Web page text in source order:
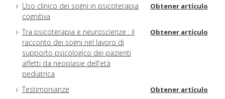
Uso clinico dei sogni in psicoterapia
cognitiva
Obtener artículo
Tra psicoterapia e neuroscienze : il
racconto dei sogni nel lavoro di
supporto psicologico dei pazienti
affetti da neoplasie dell'età
pediatrica
Obtener artículo
Testimonianze Obtener artículo